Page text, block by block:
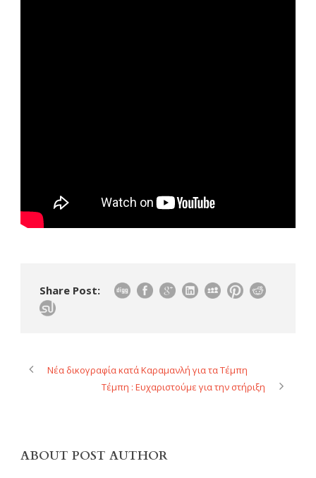
Share Post:
Νέα δικογραφία κατά Καραμανλή για τα Τέμπη
Τέμπη : Ευχαριστούμε για την στήριξη
ABOUT POST AUTHOR